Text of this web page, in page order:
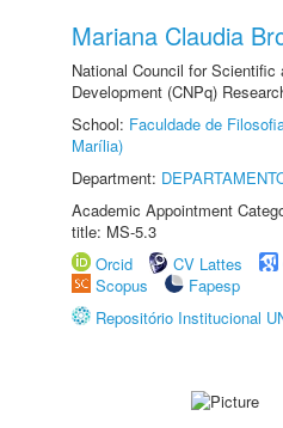
Mariana Claudia
National Council for Scientific
Development (CNPq)
School: Faculdade de
Marília)
Department:
Academic Appointment
title: MS-5.3
Orcid
CV Lattes
Scopus
Fapesp
Repositório Institucional